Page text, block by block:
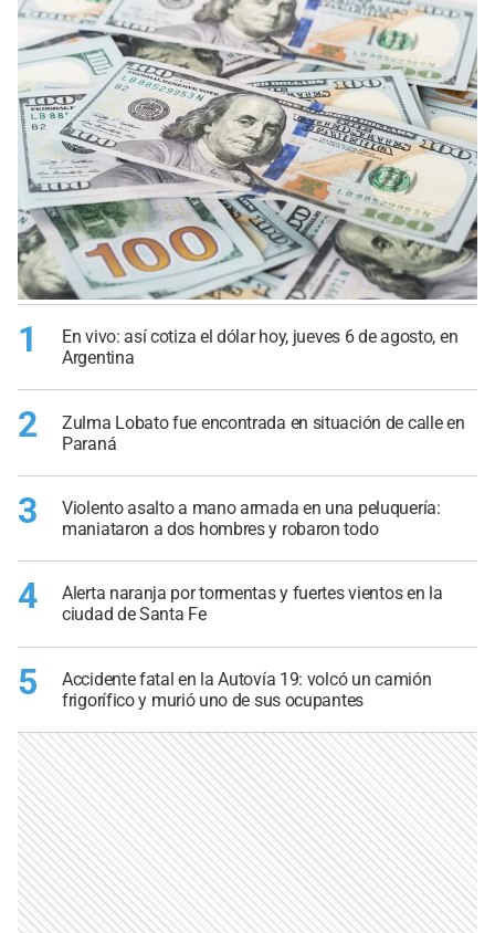
1
En vivo: así cotiza el dólar hoy, jueves 6 de agosto, en
Argentina
2
Zulma Lobato fue encontrada en situación de calle en
Paraná
3
Violento asalto a mano armada en una peluquería:
maniataron a dos hombres y robaron todo
4
Alerta naranja por tormentas y fuertes vientos en la
ciudad de Santa Fe
5
Accidente fatal en la Autovía 19: volcó un camión
frigorífico y murió uno de sus ocupantes